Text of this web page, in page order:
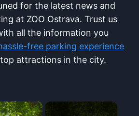
for the latest news ⁣and⁣
at ⁢ZOO Ostrava. ‍Trust ⁤us
all the information you
free parking ‌experience
attractions in the city.
×